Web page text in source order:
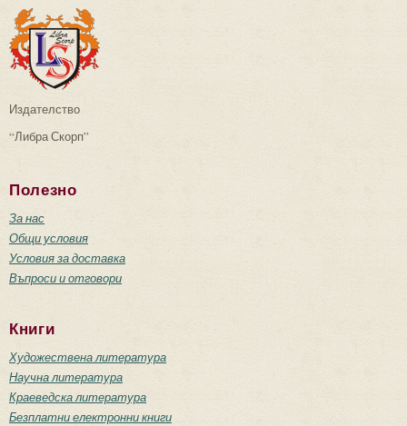
Издателство
“Либра Скорп”
Полезно
За нас
Общи условия
Условия за доставка
Въпроси и отговори
Книги
Художествена литература
Научна литература
Краеведска литература
Безплатни електронни книги